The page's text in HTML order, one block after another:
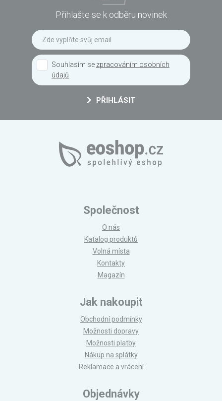
Přihlašte se k odběru novinek
Souhlasím se zpracováním osobních
údajů
PŘIHLÁSIT
Společnost
O nás
Katalog produktů
Volná místa
Kontakty
Magazín
Jak nakoupit
Obchodní podmínky
Možnosti dopravy
Možnosti platby
Nákup na splátky
Reklamace a vrácení
Objednávky